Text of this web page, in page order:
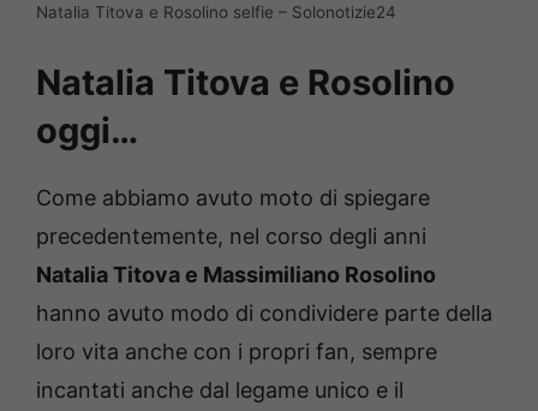
Natalia Titova e Rosolino selfie – Solonotizie24
Natalia Titova e Rosolino
oggi…
Come abbiamo avuto moto di spiegare
precedentemente, nel corso degli anni
Natalia Titova e Massimiliano Rosolino
hanno avuto modo di condividere parte della
loro vita anche con i propri fan, sempre
incantati anche dal legame unico e il